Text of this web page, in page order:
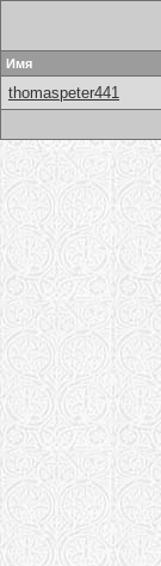
Имя
thomaspeter441